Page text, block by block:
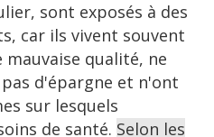
sont exposés à des
car ils vivent souvent
mauvaise qualité, ne
d'épargne et n'ont
sur lesquels
de santé. Selon les